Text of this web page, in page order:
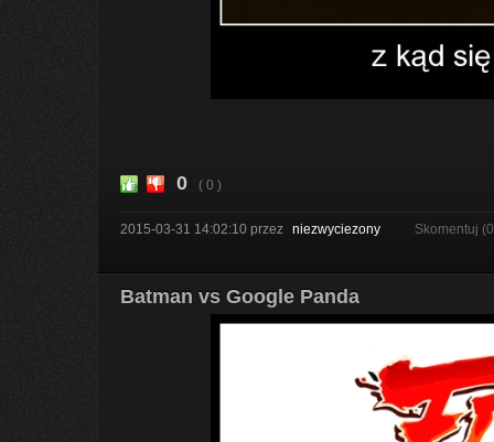
0 ( 0 )
2015-03-31 14:02:10 przez niezwyciezony Skomentuj
Batman vs Google Panda